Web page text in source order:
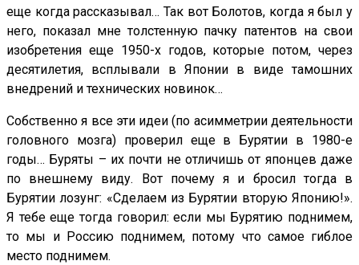
еще когда рассказывал… Так вот Болотов, когда я был у
него, показал мне толстенную пачку патентов на свои
изобретения еще 1950-х годов, которые потом, через
десятилетия, всплывали в Японии в виде тамошних
внедрений и технических новинок…
Собственно я все эти идеи (по асимметрии деятельности
головного мозга) проверил еще в Бурятии в 1980-е
годы… Буряты – их почти не отличишь от японцев даже
по внешнему виду. Вот почему я и бросил тогда в
Бурятии лозунг: «Сделаем из Бурятии вторую Японию!».
Я тебе еще тогда говорил: если мы Бурятию поднимем,
то мы и Россию поднимем, потому что самое гиблое
место поднимем.